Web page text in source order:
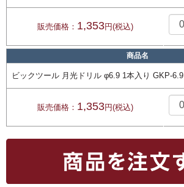
販売価格： 1,353円(税込)
商品名
ビックツール 月光ドリル φ6.9 1本入り GKP-6.9
販売価格： 1,353円(税込)